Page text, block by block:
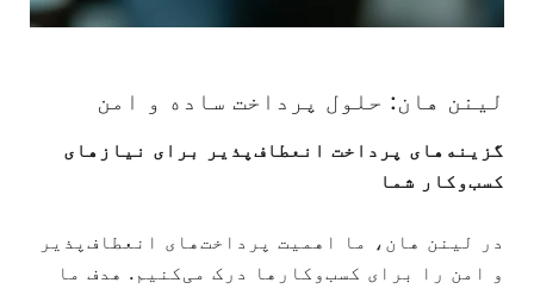
لینن هان: حلول پرداخت ساده و امن
گزینه‌های پرداخت انعطاف‌پذیر برای نیازهای
کسب‌وکار شما
در لینن هان، ما اهمیت پرداخت‌های انعطاف‌پذیر
و امن را برای کسب‌وکارها درک می‌کنیم. هدف ما